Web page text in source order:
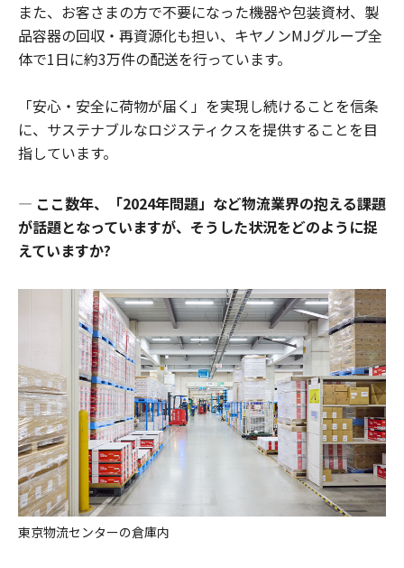
また、お客さまの方で不要になった機器や包装資材、製
品容器の回収・再資源化も担い、キヤノンMJグループ全
体で1日に約3万件の配送を行っています。
「安心・安全に荷物が届く」を実現し続けることを信条
に、サステナブルなロジスティクスを提供することを目
指しています。
― ここ数年、「2024年問題」など物流業界の抱える課題
が話題となっていますが、そうした状況をどのように捉
えていますか?
東京物流センターの倉庫内